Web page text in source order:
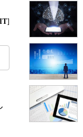
of IP Network
& Trust
Tools
]